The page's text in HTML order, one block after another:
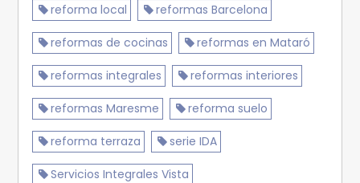
reforma local reformas Barcelona
reformas de cocinas reformas en Mataró
reformas integrales reformas interiores
reformas Maresme reforma suelo
reforma terraza serie IDA
Servicios Integrales Vista